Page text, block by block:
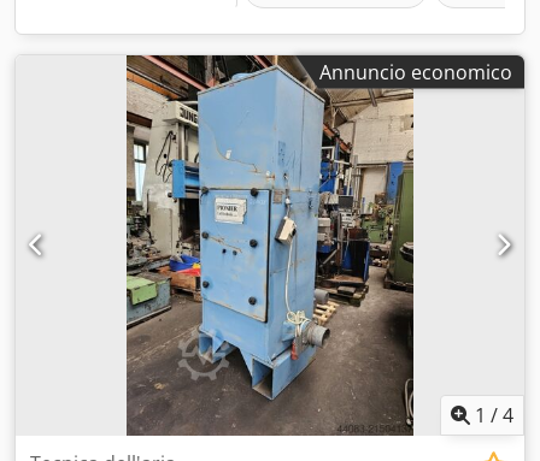
Annuncio economico
1 /4